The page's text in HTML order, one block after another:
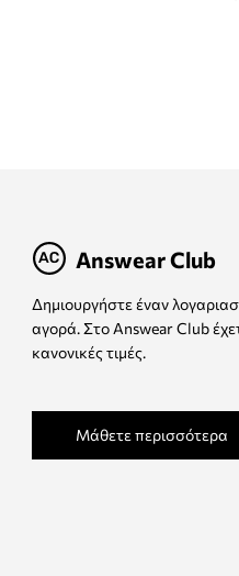
Answear Club
Δημιουργήστε έναν
αγορά. Στο Answear Club
κανονικές τιμές.
Μάθετε περισσότερα